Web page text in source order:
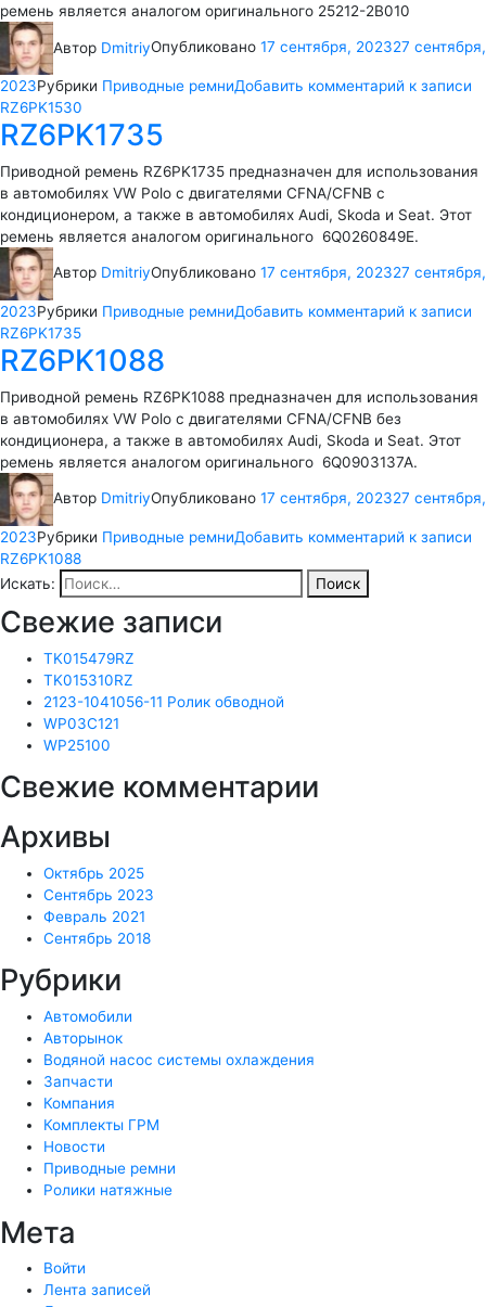
ремень является аналогом оригинального 25212-2B010
Автор DmitriyОпубликовано 17 сентября, 202327 сентября,
2023Рубрики Приводные ремниДобавить комментарий к записи
RZ6PK1530
RZ6PK1735
Приводной ремень RZ6PK1735 предназначен для использования
в автомобилях VW Polo с двигателями CFNA/CFNB с
кондиционером, а также в автомобилях Audi, Skoda и Seat. Этот
ремень является аналогом оригинального 6Q0260849E.
Автор DmitriyОпубликовано 17 сентября, 202327 сентября,
2023Рубрики Приводные ремниДобавить комментарий к записи
RZ6PK1735
RZ6PK1088
Приводной ремень RZ6PK1088 предназначен для использования
в автомобилях VW Polo с двигателями CFNA/CFNB без
кондиционера, а также в автомобилях Audi, Skoda и Seat. Этот
ремень является аналогом оригинального 6Q0903137A.
Автор DmitriyОпубликовано 17 сентября, 202327 сентября,
2023Рубрики Приводные ремниДобавить комментарий к записи
RZ6PK1088
Искать:
Поиск
Свежие записи
TK015479RZ
TK015310RZ
2123-1041056-11 Ролик обводной
WP03C121
WP25100
Свежие комментарии
Архивы
Октябрь 2025
Сентябрь 2023
Февраль 2021
Сентябрь 2018
Рубрики
Автомобили
Авторынок
Водяной насос системы охлаждения
Запчасти
Компания
Комплекты ГРМ
Новости
Приводные ремни
Ролики натяжные
Мета
Войти
Лента записей